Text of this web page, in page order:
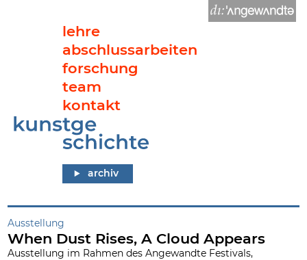
lehre
abschlussarbeiten
forschung
team
kontakt
When Dust Rises, A Cloud Appears
Ausstellung
When Dust Rises, A Cloud Appears
Ausstellung im Rahmen des Angewandte Festivals,
archiv